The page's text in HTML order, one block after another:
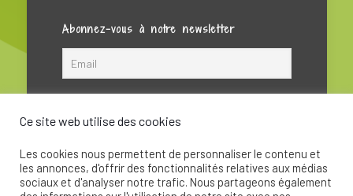
Abonnez-vous à notre newsletter
Ce site web utilise des cookies
Les cookies nous permettent de personnaliser le contenu et
les annonces, d'offrir des fonctionnalités relatives aux médias
sociaux et d'analyser notre trafic. Nous partageons également